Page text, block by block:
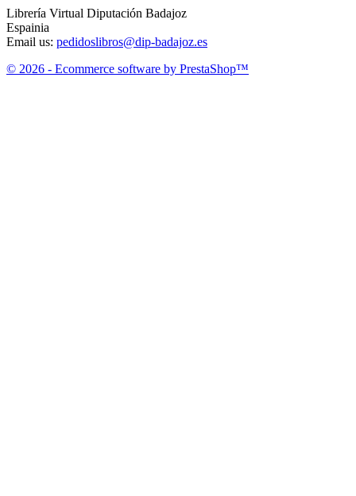
Librería Virtual Diputación Badajoz
Espainia
Email us: pedidoslibros@dip-badajoz.es
© 2026 - Ecommerce software by PrestaShop™